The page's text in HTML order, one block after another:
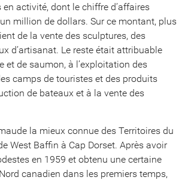
activité, dont le chiffre d’affaires
million de dollars. Sur ce montant, plus
de la vente des sculptures, des
d’artisanat. Le reste était attribuable
et de saumon, à l’exploitation des
camps de touristes et des produits
de bateaux et à la vente des
la mieux connue des Territoires du
West Baffin à Cap Dorset. Après avoir
en 1959 et obtenu une certaine
canadien dans les premiers temps,